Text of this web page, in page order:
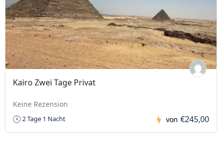
Kairo Zwei Tage Privat
Keine Rezension
2 Tage 1 Nacht von €245,00